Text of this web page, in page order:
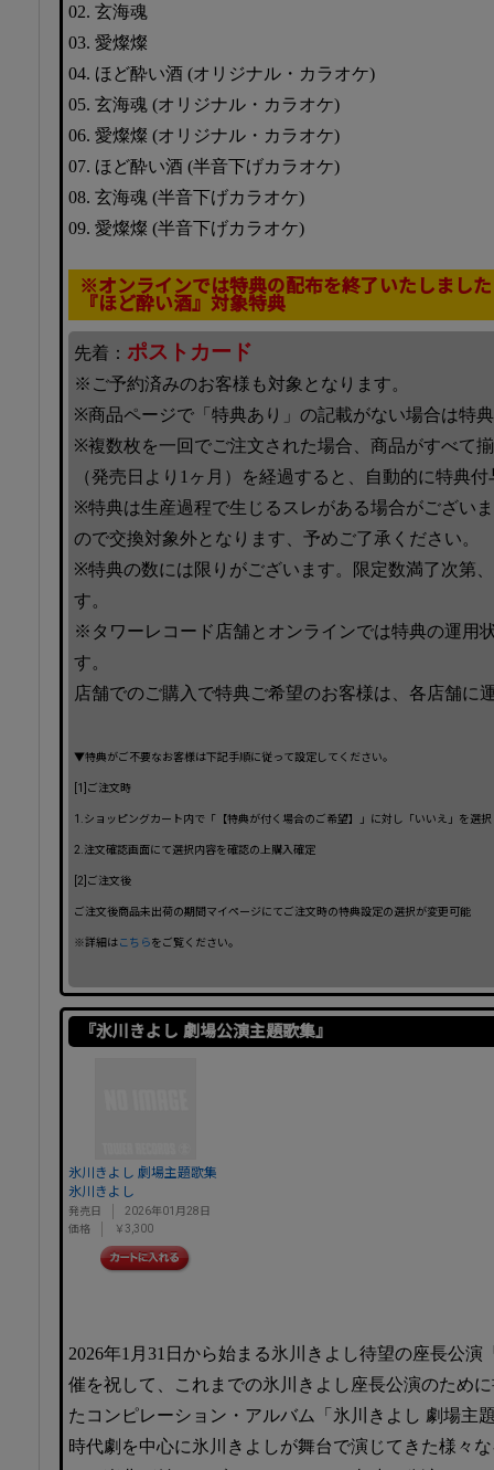
02. 玄海魂
03. 愛燦燦
04. ほど酔い酒 (オリジナル・カラオケ)
05. 玄海魂 (オリジナル・カラオケ)
06. 愛燦燦 (オリジナル・カラオケ)
07. ほど酔い酒 (半音下げカラオケ)
08. 玄海魂 (半音下げカラオケ)
09. 愛燦燦 (半音下げカラオケ)
※オンラインでは特典の配布を終了いたしました
『ほど酔い酒』対象特典
先着： ポストカード
※ご予約済みのお客様も対象となります。
※商品ページで「特典あり」の記載がない場合は特
※複数枚を一回でご注文された場合、商品がすべて
（発売日より1ヶ月）を経過すると、自動的に特典
※特典は生産過程で生じるスレがある場合がござい
ので交換対象外となります、予めご了承ください。
※特典の数には限りがございます。限定数満了次第
す。
※タワーレコード店舗とオンラインでは特典の運用
す。
店舗でのご購入で特典ご希望のお客様は、各店舗に
▼特典がご不要なお客様は下記手順に従って設定してください。
[1]ご注文時
1.ショッピングカート内で「【特典が付く場合のご希望】」に対し「いいえ」を選択
2.注文確認画面にて選択内容を確認の上購入確定
[2]ご注文後
ご注文後商品未出荷の期間マイページにてご注文時の特典設定の選択が変更可能
※詳細はこちらをご覧ください。
『氷川きよし 劇場公演主題歌集』
氷川きよし 劇場主題歌集
氷川きよし
発売日
2026年01月28日
価格
￥3,300
2026年1月31日から始まる氷川きよし待望の座長公演
催を祝して、これまでの氷川きよし座長公演のため
たコンピレーション・アルバム「氷川きよし 劇場主
時代劇を中心に氷川きよしが舞台で演じてきた様々